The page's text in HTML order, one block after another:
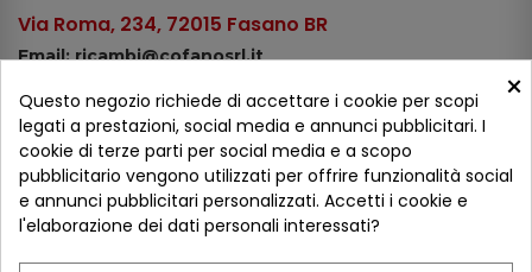
Via Roma, 234, 72015 Fasano BR
Email: ricambi@cofanosrl.it
Tel.: +39 080 44 13 478
WhatsApp: +39 334 98 51 100
Metodi di pagamento
×
Questo negozio richiede di accettare i cookie per scopi
legati a prestazioni, social media e annunci pubblicitari. I
cookie di terze parti per social media e a scopo
pubblicitario vengono utilizzati per offrire funzionalità social
e annunci pubblicitari personalizzati. Accetti i cookie e
l'elaborazione dei dati personali interessati?